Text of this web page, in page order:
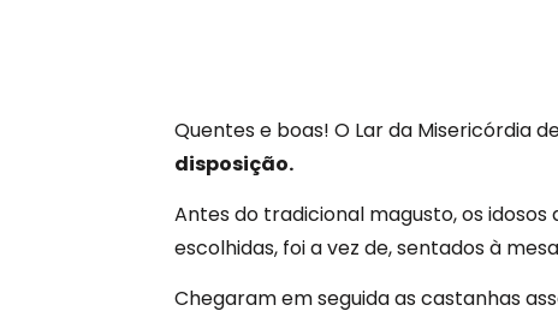
Quentes e boas! O Lar da Misericórdia
disposição.
Antes do tradicional magusto, os
escolhidas, foi a vez de, sentados à
Chegaram em seguida as castanhas